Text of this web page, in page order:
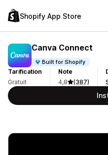
Shopify App Store
Canva Connect
Built for Shopify
Tarification
Gratuit
Note
4,8
(387)